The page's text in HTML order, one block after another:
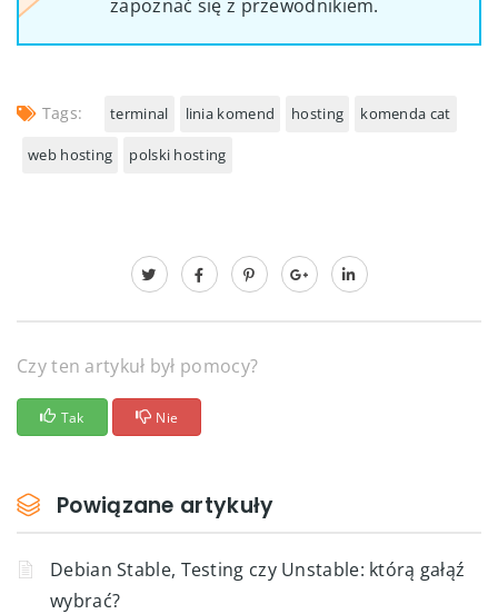
zapoznać się z przewodnikiem.
Tags: terminal linia komend hosting komenda cat
web hosting polski hosting
Czy ten artykuł był pomocy?
Tak Nie
Powiązane artykuły
Debian Stable, Testing czy Unstable: którą gałąź
wybrać?